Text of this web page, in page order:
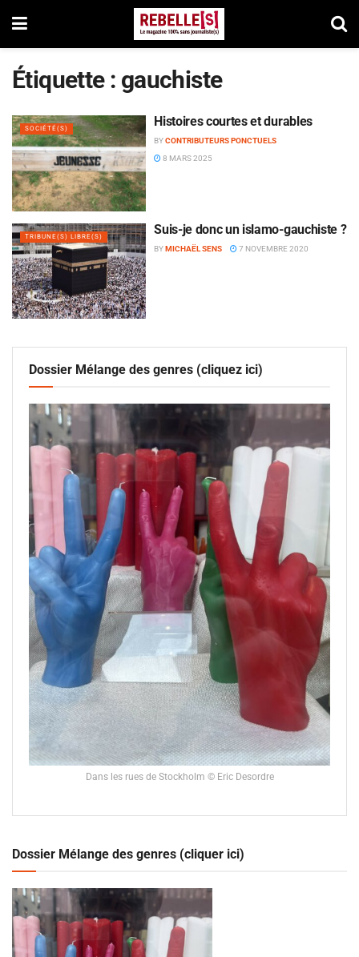
Étiquette : gauchiste
SOCIÉTÉ(S) Histoires courtes et durables
BYCONTRIBUTEURS PONCTUELS
8 MARS 2025
TRIBUNE(S) LIBRE(S) Suis-je donc un islamo-gauchiste ?
BYMICHAËL SENS 7 NOVEMBRE 2020
Dossier Mélange des genres (cliquez ici)
Dans les rues de Stockholm © Eric Desordre
Dossier Mélange des genres (cliquer ici)